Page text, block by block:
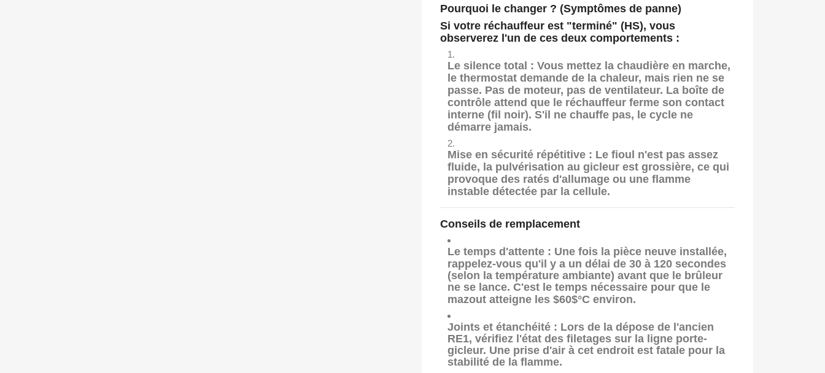
Pourquoi le changer ? (Symptômes de panne)
Si votre réchauffeur est "terminé" (HS), vous
observerez l'un de ces deux comportements :
Le silence total : Vous mettez la chaudière en marche,
le thermostat demande de la chaleur, mais rien ne se
passe. Pas de moteur, pas de ventilateur. La boîte de
contrôle attend que le réchauffeur ferme son contact
interne (fil noir). S'il ne chauffe pas, le cycle ne
démarre jamais.
Mise en sécurité répétitive : Le fioul n'est pas assez
fluide, la pulvérisation au gicleur est grossière, ce qui
provoque des ratés d'allumage ou une flamme
instable détectée par la cellule.
Conseils de remplacement
Le temps d'attente : Une fois la pièce neuve installée,
rappelez-vous qu'il y a un délai de 30 à 120 secondes
(selon la température ambiante) avant que le brûleur
ne se lance. C'est le temps nécessaire pour que le
mazout atteigne les $60$°C environ.
Joints et étanchéité : Lors de la dépose de l'ancien
RE1, vérifiez l'état des filetages sur la ligne porte-
gicleur. Une prise d'air à cet endroit est fatale pour la
stabilité de la flamme.